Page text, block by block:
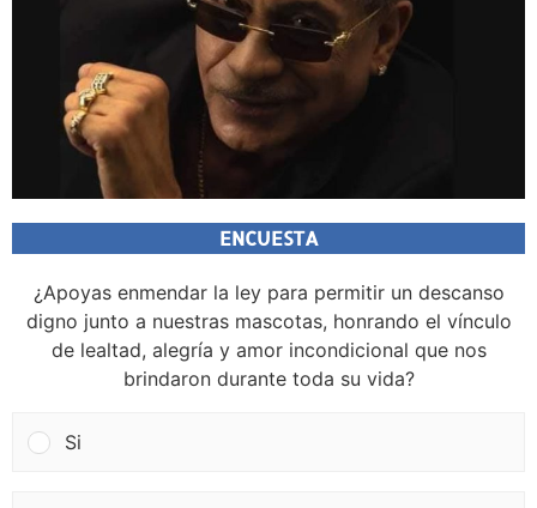
ENCUESTA
¿Apoyas enmendar la ley para permitir un descanso
digno junto a nuestras mascotas, honrando el vínculo
de lealtad, alegría y amor incondicional que nos
brindaron durante toda su vida?
Si